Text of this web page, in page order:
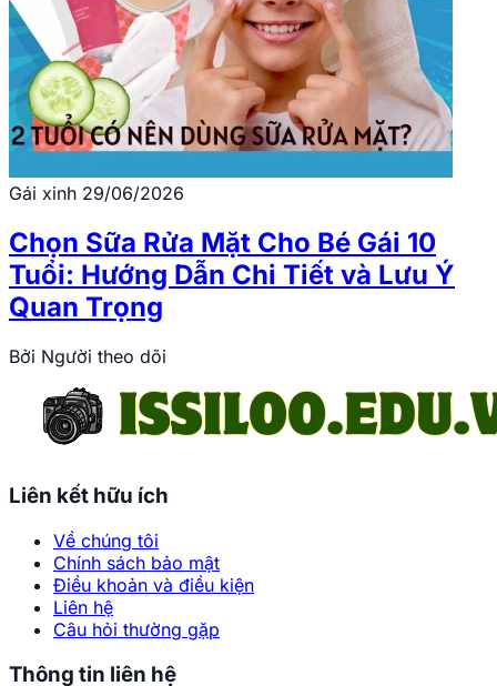
Gái xinh 29/06/2026
Chọn Sữa Rửa Mặt Cho Bé Gái 10
Tuổi: Hướng Dẫn Chi Tiết và Lưu Ý
Quan Trọng
Bởi Người theo dõi
Liên kết hữu ích
Về chúng tôi
Chính sách bảo mật
Điều khoản và điều kiện
Liên hệ
Câu hỏi thường gặp
Thông tin liên hệ